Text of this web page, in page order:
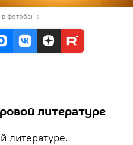
в фотобанк
литературе
литературе.